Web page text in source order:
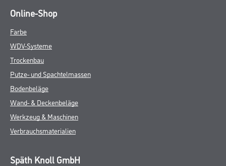
Online-Shop
Farbe
WDV-Systeme
Trockenbau
Putze- und Spachtelmassen
Bodenbeläge
Wand- & Deckenbeläge
Werkzeug & Maschinen
Verbrauchsmaterialien
Späth Knoll GmbH